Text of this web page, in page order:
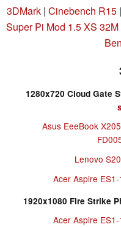
3DMark | Cinebench R15 |
Super Pi Mod 1.5 XS 32M
1280x720 Cloud Gate
Asus EeeBook
Lenovo
Acer Aspire ES1-
1920x1080 Fire Strike
Acer Aspire ES1-